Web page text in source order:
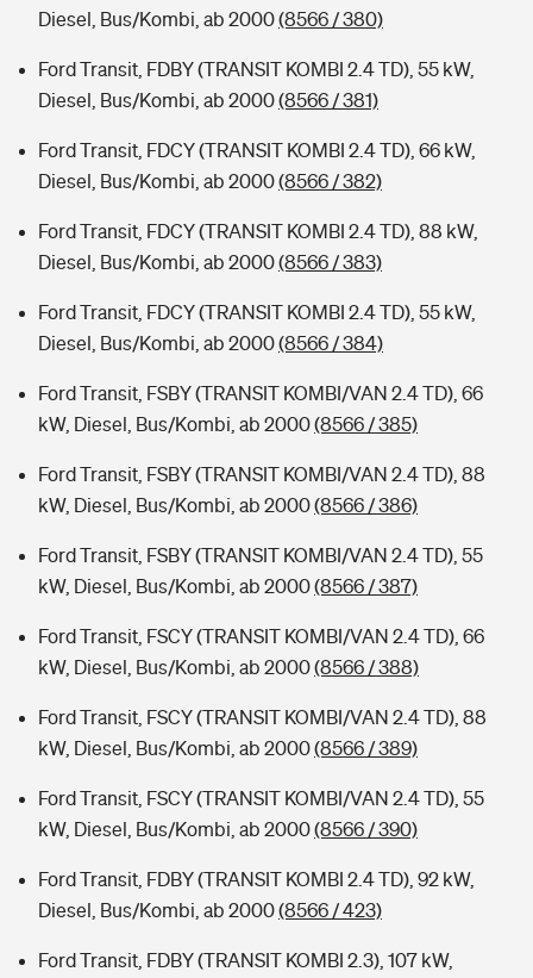
Diesel, Bus/Kombi, ab 2000(8566 / 380)
Ford Transit, FDBY (TRANSIT KOMBI 2.4 TD), 55 kW,
Diesel, Bus/Kombi, ab 2000(8566 / 381)
Ford Transit, FDCY (TRANSIT KOMBI 2.4 TD), 66 kW,
Diesel, Bus/Kombi, ab 2000(8566 / 382)
Ford Transit, FDCY (TRANSIT KOMBI 2.4 TD), 88 kW,
Diesel, Bus/Kombi, ab 2000(8566 / 383)
Ford Transit, FDCY (TRANSIT KOMBI 2.4 TD), 55 kW,
Diesel, Bus/Kombi, ab 2000(8566 / 384)
Ford Transit, FSBY (TRANSIT KOMBI/VAN 2.4 TD), 66
kW, Diesel, Bus/Kombi, ab 2000(8566 / 385)
Ford Transit, FSBY (TRANSIT KOMBI/VAN 2.4 TD), 88
kW, Diesel, Bus/Kombi, ab 2000(8566 / 386)
Ford Transit, FSBY (TRANSIT KOMBI/VAN 2.4 TD), 55
kW, Diesel, Bus/Kombi, ab 2000(8566 / 387)
Ford Transit, FSCY (TRANSIT KOMBI/VAN 2.4 TD), 66
kW, Diesel, Bus/Kombi, ab 2000(8566 / 388)
Ford Transit, FSCY (TRANSIT KOMBI/VAN 2.4 TD), 88
kW, Diesel, Bus/Kombi, ab 2000(8566 / 389)
Ford Transit, FSCY (TRANSIT KOMBI/VAN 2.4 TD), 55
kW, Diesel, Bus/Kombi, ab 2000(8566 / 390)
Ford Transit, FDBY (TRANSIT KOMBI 2.4 TD), 92 kW,
Diesel, Bus/Kombi, ab 2000(8566 / 423)
Ford Transit, FDBY (TRANSIT KOMBI 2.3), 107 kW,